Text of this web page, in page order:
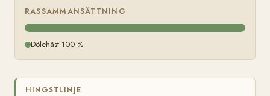
RASSAMMANSÄTTNING
Dölehäst 100 %
HINGSTLINJE